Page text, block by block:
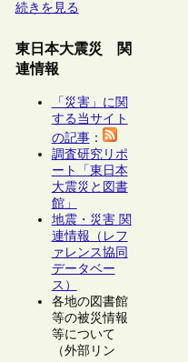
続きを見る
東日本大震災 関
連情報
「災害」に関
する当サイト
の記事：
調査研究リポ
ート「東日本
大震災と図書
館」
地震・災害 関
連情報（レフ
ァレンス協同
データベー
ス）
各地の図書館
等の被災情報
等について
（外部リン